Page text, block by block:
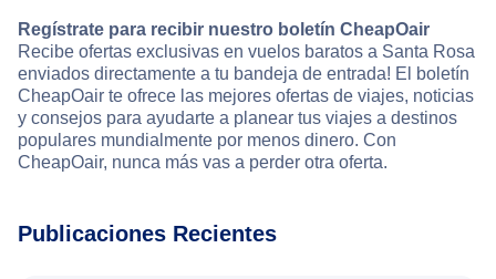
Regístrate para recibir nuestro boletín CheapOair
Recibe ofertas exclusivas en vuelos baratos a Santa Rosa
enviados directamente a tu bandeja de entrada! El boletín
CheapOair te ofrece las mejores ofertas de viajes, noticias
y consejos para ayudarte a planear tus viajes a destinos
populares mundialmente por menos dinero. Con
CheapOair, nunca más vas a perder otra oferta.
Publicaciones Recientes